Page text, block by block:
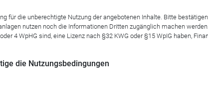
für die unberechtigte Nutzung der angebotenen Inhalte. Bitte
nutzen noch die Informationen Dritten zugänglich machen
4 WpHG sind, eine Lizenz nach §32 KWG oder §15 WpIG haben,
die Nutzungsbedingungen